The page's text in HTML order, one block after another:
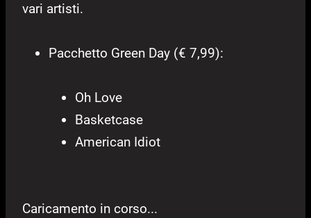
vari artisti.
Pacchetto Green Day (€ 7,99):
Oh Love
Basketcase
American Idiot
Caricamento in corso...